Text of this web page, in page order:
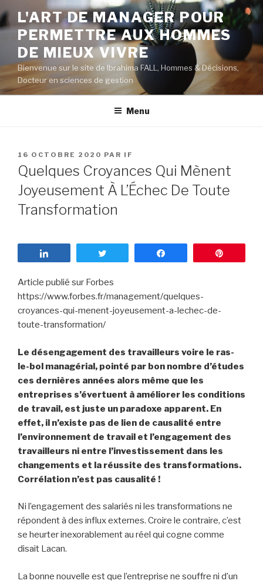
au
contenu
principal
L'ART DE MANAGER POUR
PERMETTRE AUX HOMMES
DE MIEUX VIVRE
Bienvenue sur le site de Ibrahima FALL, Hommes & Décisions,
Docteur en sciences de gestion
Menu
PUBLIÉ
LE
16 OCTOBRE 2020 PAR IF
Quelques Croyances Qui Mènent
Joyeusement À L’Échec De Toute
Transformation
Article publié sur Forbes
https://www.forbes.fr/management/quelques-
croyances-qui-menent-joyeusement-a-lechec-de-
toute-transformation/
Le désengagement des travailleurs voire le ras-
le-bol managérial, pointé par bon nombre d’études
ces dernières années alors même que les
entreprises s’évertuent à améliorer les conditions
de travail, est juste un paradoxe apparent. En
effet, il n’existe pas de lien de causalité entre
l’environnement de travail et l’engagement des
travailleurs ni entre l’investissement dans les
changements et la réussite des transformations.
Corrélation n’est pas causalité !
Ni l’engagement des salariés ni les transformations ne
répondent à des influx externes. Croire le contraire, c’est
se heurter inexorablement au réel qui cogne comme
disait Lacan.
La bonne nouvelle est que l’entreprise ne souffre ni d’un